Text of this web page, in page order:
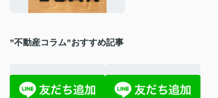
”不動産コラム”おすすめ記事